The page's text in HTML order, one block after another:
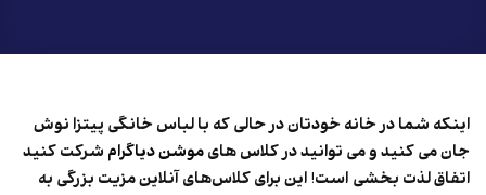
اینکه شما در خانه خودتان در حالی که با لباس خانگی پیتزا نوش
جان می کنید و می توانید در کلاس هایموشن دیاگرام شرکت کنید
اتفاق لذت بخشی است! این برای کلاس‌های آنلاین مزیت بزرگی به